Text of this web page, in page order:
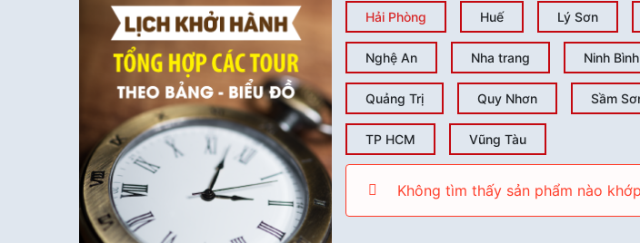
Hải Phòng Huế Lý Sơn
Nghệ An Nha trang Ninh Bình
Quảng Trị Quy Nhơn Sầm
TP HCM Vũng Tàu
Không tìm thấy sản phẩm nào